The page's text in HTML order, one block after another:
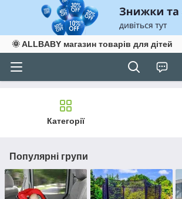
🌞 ALLBABY магазин товарів для дітей
Категорії
Популярні групи